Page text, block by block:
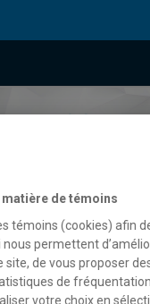
de la santé
de témoins
témoins (cookies) afin
permettent
site, de vous proposer
de
votre choix en